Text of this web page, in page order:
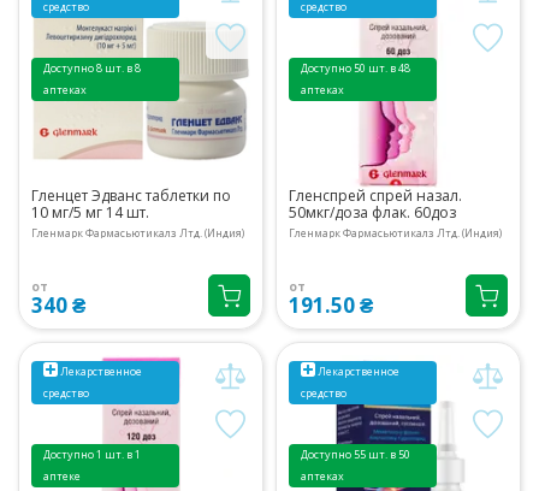
средство
Доступно 8 шт. в 8
аптеках
Гленцет Эдванс таблетки по
10 мг/5 мг 14 шт.
Гленмарк Фармасьютикалз Лтд. (Индия)
от
340 ₴
средство
Доступно 50 шт. в 48
аптеках
Гленспрей спрей назал.
50мкг/доза флак. 60доз
Гленмарк Фармасьютикалз Лтд. (Индия)
от
191.50 ₴
Лекарственное
средство
Доступно 1 шт. в 1
аптеке
Лекарственное
средство
Доступно 55 шт. в 50
аптеках